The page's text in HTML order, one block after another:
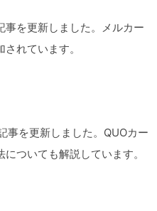
事を更新しました。メルカー
れています。
事を更新しました。QUOカー
ついても解説しています。